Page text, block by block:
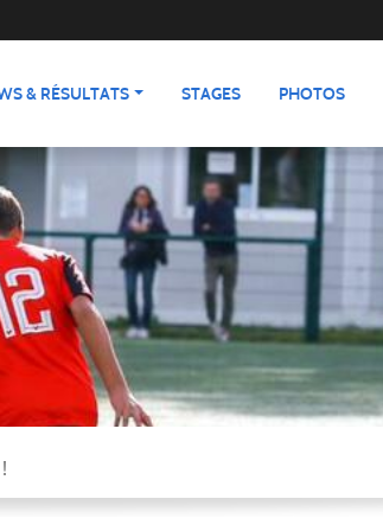
& RÉSULTATS STAGES PHOTOS